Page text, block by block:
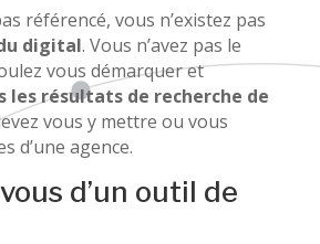
référencé, vous n’existez pas
digital. Vous n’avez pas le
vous démarquer et
les résultats de recherche de
vous y mettre ou vous
d’une agence.
d’un outil de